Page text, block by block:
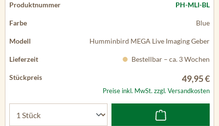
PH-MLI-BL
Blue
Humminbird MEGA Live Imaging Geber
Bestellbar – ca. 3 Wochen
49,95 €
Preise inkl. MwSt. zzgl. Versandkosten